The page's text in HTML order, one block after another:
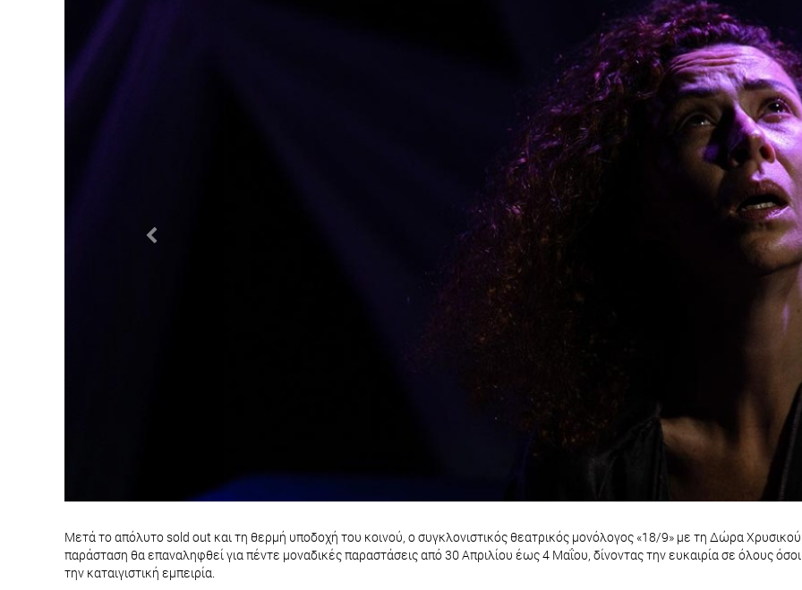
Μετά το απόλυτο sold out και τη θερμή υποδοχή του κοινού, ο συγκλονιστικός θεατρικός μονόλογος «18/9» με τη Δώρα
παράσταση θα επαναληφθεί για πέντε μοναδικές παραστάσεις από 30 Απριλίου έως 4 Μαΐου, δίνοντας την ευκαιρία σε όλους
την καταιγιστική εμπειρία.